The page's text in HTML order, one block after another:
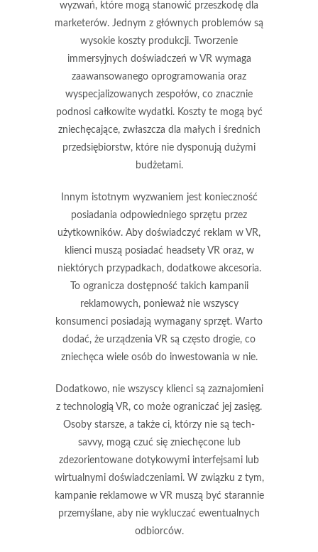
wyzwań, które mogą stanowić przeszkodę dla
marketerów. Jednym z głównych problemów są
wysokie koszty produkcji. Tworzenie
immersyjnych doświadczeń w VR wymaga
zaawansowanego oprogramowania oraz
wyspecjalizowanych zespołów, co znacznie
podnosi całkowite wydatki. Koszty te mogą być
zniechęcające, zwłaszcza dla małych i średnich
przedsiębiorstw, które nie dysponują dużymi
budżetami.
Innym istotnym wyzwaniem jest konieczność
posiadania odpowiedniego sprzętu przez
użytkowników. Aby doświadczyć reklam w VR,
klienci muszą posiadać headsety VR oraz, w
niektórych przypadkach, dodatkowe akcesoria.
To ogranicza dostępność takich kampanii
reklamowych, ponieważ nie wszyscy
konsumenci posiadają wymagany sprzęt. Warto
dodać, że urządzenia VR są często drogie, co
zniechęca wiele osób do inwestowania w nie.
Dodatkowo, nie wszyscy klienci są zaznajomieni
z technologią VR, co może ograniczać jej zasięg.
Osoby starsze, a także ci, którzy nie są tech-
savvy, mogą czuć się zniechęcone lub
zdezorientowane dotykowymi interfejsami lub
wirtualnymi doświadczeniami. W związku z tym,
kampanie reklamowe w VR muszą być starannie
przemyślane, aby nie wykluczać ewentualnych
odbiorców.